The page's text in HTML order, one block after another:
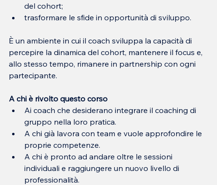
del cohort;
trasformare le sfide in opportunità di sviluppo.
È un ambiente in cui il coach sviluppa la capacità di
percepire la dinamica del cohort, mantenere il focus e,
allo stesso tempo, rimanere in partnership con ogni
partecipante.
A chi è rivolto questo corso
Ai coach che desiderano integrare il coaching di
gruppo nella loro pratica.
A chi già lavora con team e vuole approfondire le
proprie competenze.
A chi è pronto ad andare oltre le sessioni
individuali e raggiungere un nuovo livello di
professionalità.